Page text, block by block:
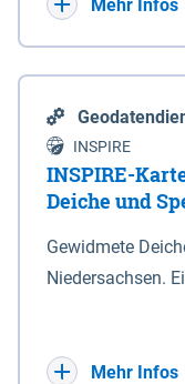
Mehr Infos
INSPIRE
INSPIRE-
Deiche und
Gewidmete
Niedersachsen.
Deichbehörde
Mehr Infos